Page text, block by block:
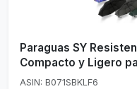
Paraguas SY
Compacto y Ligero
ASIN: B071SBKLF6